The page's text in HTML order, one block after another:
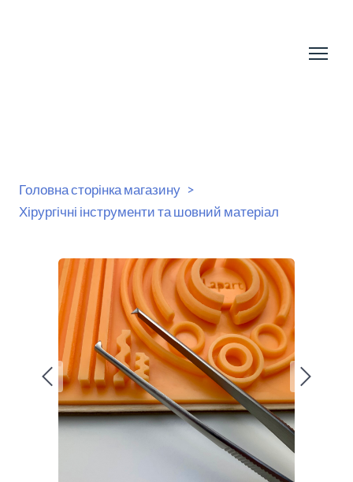
Головна сторінка магазину
Хірургічні інструменти та шовний матеріал